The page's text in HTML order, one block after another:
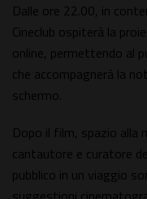
Dalle ore 22.00, in
Cineclub ospiterà la
online, permettendo al
che accompagnerà la
schermo.
Dopo il film, spazio alla
cantautore e curatore
pubblico in un viaggio